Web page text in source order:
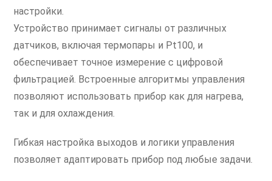
настройки.
Устройство принимает сигналы от различных
датчиков, включая термопары и Pt100, и
обеспечивает точное измерение с цифровой
фильтрацией. Встроенные алгоритмы управления
позволяют использовать прибор как для нагрева,
так и для охлаждения.
Гибкая настройка выходов и логики управления
позволяет адаптировать прибор под любые задачи.